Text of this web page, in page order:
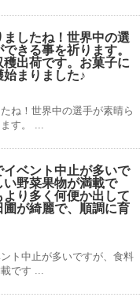
したね！世界中の選
きる事を祈ります。
出荷です。お菓子に
まりました♪
ね！世界中の選手が素晴ら
す。 ...
ベント中止が多いで
野菜果物が満載で
り多く何便か出して
圃が綺麗で、順調に育
ト中止が多いですが、食料
です ...